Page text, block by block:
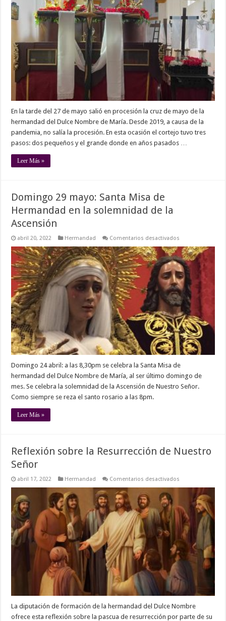
mayo
del
grupo
joven
la
hermandad
En la tarde del 27 de mayo salió en procesión la cruz de mayo de la
hermandad del Dulce Nombre de María. Desde 2019, a causa de la
pandemia, no salía la procesión. En esta ocasión el cortejo tuvo tres
pasos: dos pequeños y el grande donde en años pasados …
Leer Más »
Domingo 29 mayo: Santa Misa de
Hermandad en la solemnidad de la
Ascensión
abril 20, 2022 Hermandad Comentarios desactivados
29
mayo:
Santa
Misa
de
Hermandad
en
la
solemnidad
de
la
Ascensión
Domingo 24 abril: a las 8,30pm se celebra la Santa Misa de
hermandad del Dulce Nombre de María, al ser último domingo de
mes. Se celebra la solemnidad de la Ascensión de Nuestro Señor.
Como siempre se reza el santo rosario a las 8pm.
Leer Más »
Reflexión sobre la Resurrección de Nuestro
Señor
abril 17, 2022 Hermandad Comentarios desactivados
sobre
Resurrección
de
Nuestro
Señor
La diputación de formación de la hermandad del Dulce Nombre
ofrece esta reflexión sobre la pascua de resurrección por parte de su